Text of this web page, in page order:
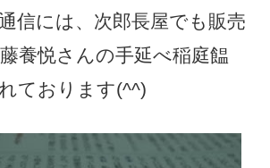
信には、次郎長屋でも販売
養悦さんの手延べ稲庭饂
ております(^^)